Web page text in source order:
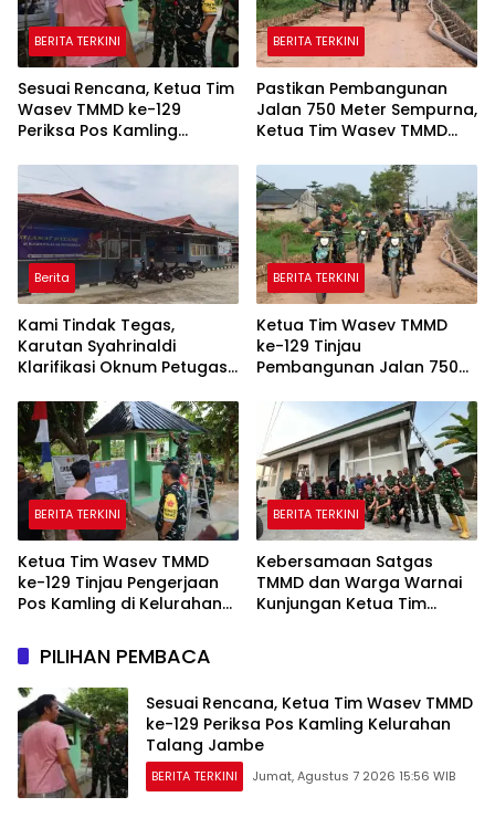
BERITA TERKINI
Sesuai Rencana, Ketua Tim
Wasev TMMD ke-129
Periksa Pos Kamling
BERITA TERKINI
Pastikan Pembangunan
Jalan 750 Meter Sempurna,
Ketua Tim Wasev TMMD
Menggunakan Trail
Berita
Kami Tindak Tegas,
Karutan Syahrinaldi
Klarifikasi Oknum Petugas
Komentar Pedas Kasus
Pasien BPJS
BERITA TERKINI
Ketua Tim Wasev TMMD
ke-129 Tinjau
Pembangunan Jalan 750
Jambe
BERITA TERKINI
Ketua Tim Wasev TMMD
ke-129 Tinjau Pengerjaan
Pos Kamling di Kelurahan
BERITA TERKINI
Kebersamaan Satgas
TMMD dan Warga Warnai
Kunjungan Ketua Tim
PILIHAN PEMBACA
Sesuai Rencana, Ketua Tim Wasev TMMD
ke-129 Periksa Pos Kamling Kelurahan
Talang Jambe
BERITA TERKINI Jumat, Agustus 7 2026 15:56 WIB